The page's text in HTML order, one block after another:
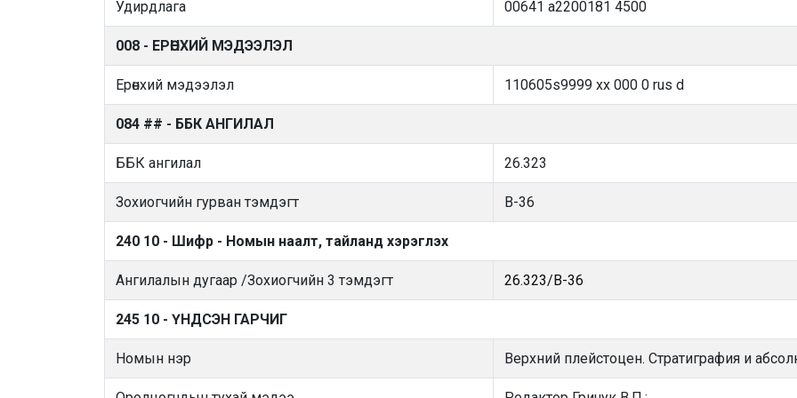
Удирдлага 00641 a2200181 4500
008 - ЕРӨНХИЙ МЭДЭЭЛЭЛ
Ерөнхий мэдээлэл 110605s9999 xx 000 0 rus d
084 ## - ББК АНГИЛАЛ
ББК ангилал 26.323
Зохиогчийн гурван тэмдэгт В-36
240 10 - Шифр - Номын наалт, тайланд хэрэглэх
Ангилалын дугаар /Зохиогчийн 3 тэмдэгт 26.323/В-36
245 10 - ҮНДСЭН ГАРЧИГ
Номын нэр Верхний плейстоцен. Стратиграфия и